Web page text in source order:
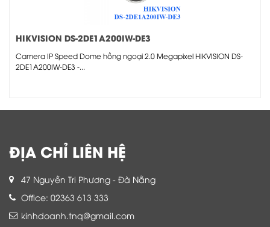
HIKVISION DS-2DE1A200IW-DE3
Camera IP Speed Dome hồng ngoại 2.0 Megapixel HIKVISION DS-
2DE1A200IW-DE3 -...
ĐỊA CHỈ LIÊN HỆ
47 Nguyễn Tri Phương - Đà Nẵng
Office: 02363 613 333
kinhdoanh.tnq@gmail.com